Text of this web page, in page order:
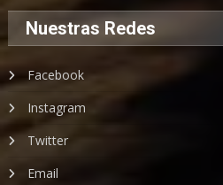
Nuestras Redes
Facebook
Instagram
Twitter
Email